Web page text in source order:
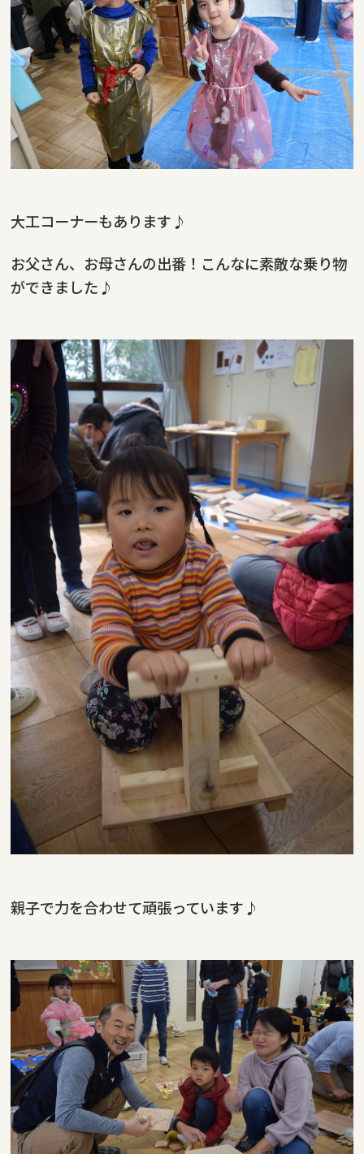
大工コーナーもあります♪
お父さん、お母さんの出番！こんなに素敵な乗り物
ができました♪
親子で力を合わせて頑張っています♪